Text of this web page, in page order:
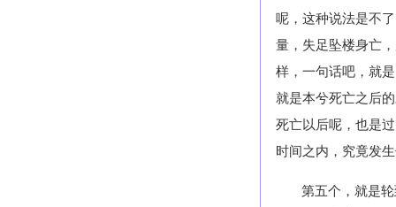
呢，这种说法是不
量，失足坠楼身亡
样，一句话吧，就
就是本兮死亡之后
死亡以后呢，也是
时间之内，究竟发
第五个，就是